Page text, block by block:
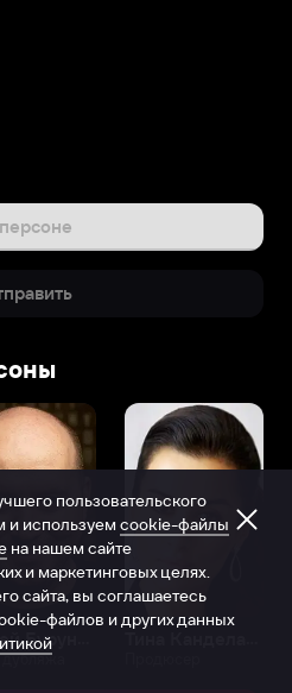
дубляжа
пользовательского
и используем cookie-файлы
на нашем сайте
и маркетинговых целях.
сайта, вы соглашаетесь
файлов и других данных